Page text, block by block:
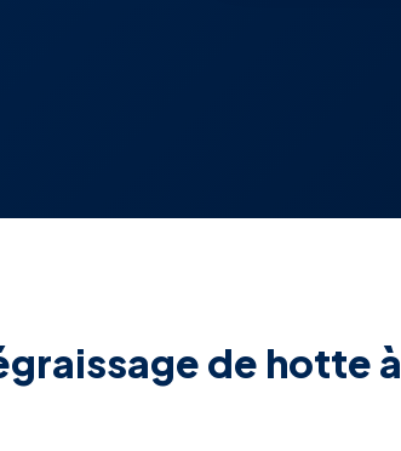
de hotte